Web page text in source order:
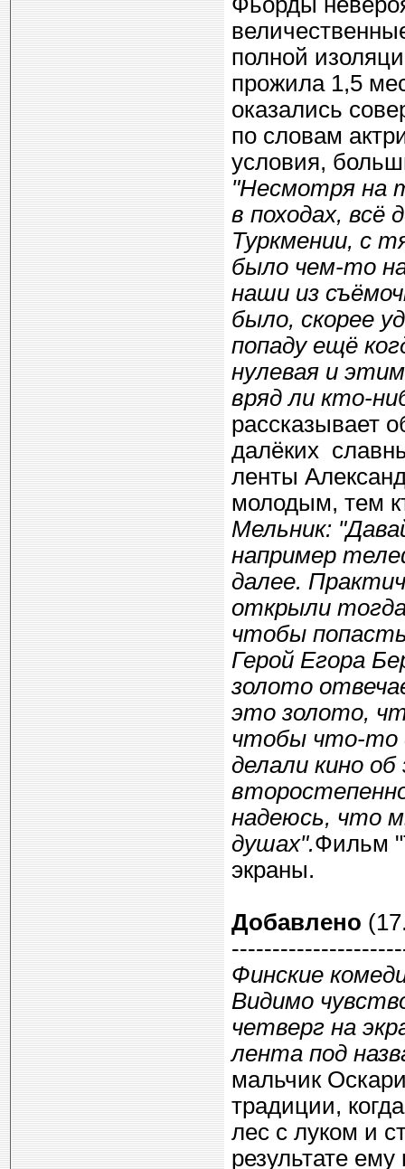
полной
прожила 1,5
оказались
по словам
условия,
"Несмотря на
в походах, всё
Туркмении, с
было чем-то
наши из
было, скорее
попаду ещё
нулевая и
вряд ли кто-
рассказывает
далёких
ленты
молодым, тем
Мельник:
например
далее.
открыли
чтобы
Герой Егора
золото
это золото,
чтобы что-то
делали кино
надеюсь, что
душах".Фильм
экраны.
Добавлено
Финские
Видимо
четверг на
лента под
мальчик
традиции,
лес с луком и
результате